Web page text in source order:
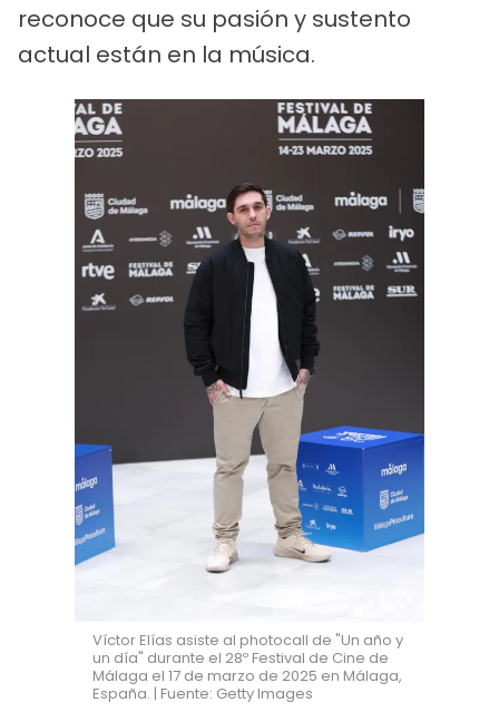
reconoce que su pasión y sustento
actual están en la música.
Víctor Elías asiste al photocall de "Un año y
un día" durante el 28º Festival de Cine de
Málaga el 17 de marzo de 2025 en Málaga,
España. | Fuente: Getty Images